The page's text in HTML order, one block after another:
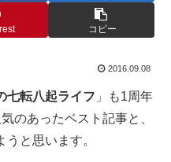
コピー
2016.09.08
七転八起ライフ 」も1周年
のあったベスト記事と、
と思います。